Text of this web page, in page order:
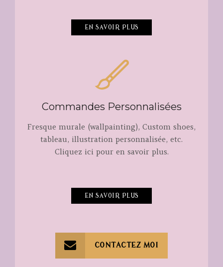
EN SAVOIR PLUS
Commandes Personnalisées
Fresque murale (wallpainting), Custom shoes,
tableau, illustration personnalisée, etc.
Cliquez ici pour en savoir plus.
EN SAVOIR PLUS
CONTACTEZ MOI